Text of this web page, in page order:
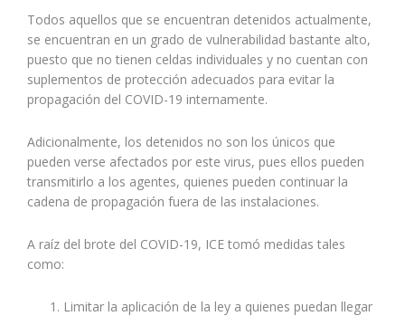
Todos aquellos que se encuentran detenidos actualmente,
se encuentran en un grado de vulnerabilidad bastante alto,
puesto que no tienen celdas individuales y no cuentan con
suplementos de protección adecuados para evitar la
propagación del COVID-19 internamente.
Adicionalmente, los detenidos no son los únicos que
pueden verse afectados por este virus, pues ellos pueden
transmitirlo a los agentes, quienes pueden continuar la
cadena de propagación fuera de las instalaciones.
A raíz del brote del COVID-19, ICE tomó medidas tales
como:
Limitar la aplicación de la ley a quienes puedan llegar